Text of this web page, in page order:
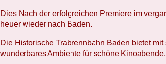
Dies Nach der erfolgreichen Premiere im
heuer wieder nach Baden.
Die Historische Trabrennbahn Baden bietet
wunderbares Ambiente für schöne Kinoabende.